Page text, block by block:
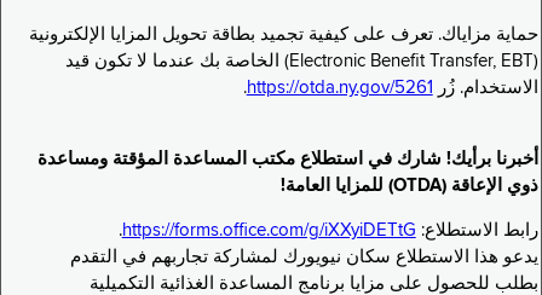
حماية مزاياك. تعرف على كيفية تجميد بطاقة تحويل المزايا الإلكترونية
(Electronic Benefit Transfer, EBT) الخاصة بك عندما لا تكون قيد
الاستخدام. زُر
https://otda.ny.gov/5261
.
أخبرنا برأيك! شارك في استطلاع مكتب المساعدة المؤقتة ومساعدة
ذوي الإعاقة (OTDA) للمزايا العامة!
رابط الاستطلاع: https://forms.office.com/g/iXXyiDETtG
.
يدعو هذا الاستطلاع سكان نيويورك لمشاركة تجاربهم في التقدم
بطلب للحصول على مزايا برنامج المساعدة الغذائية التكميلية